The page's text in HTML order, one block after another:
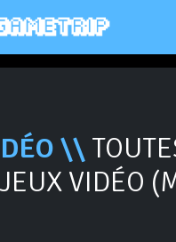
\\
VIDÉO